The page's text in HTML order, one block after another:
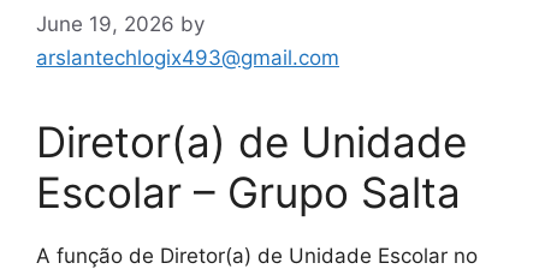
June 19, 2026 by
arslantechlogix493@gmail.com
Diretor(a) de Unidade
Escolar – Grupo Salta
A função de Diretor(a) de Unidade Escolar no